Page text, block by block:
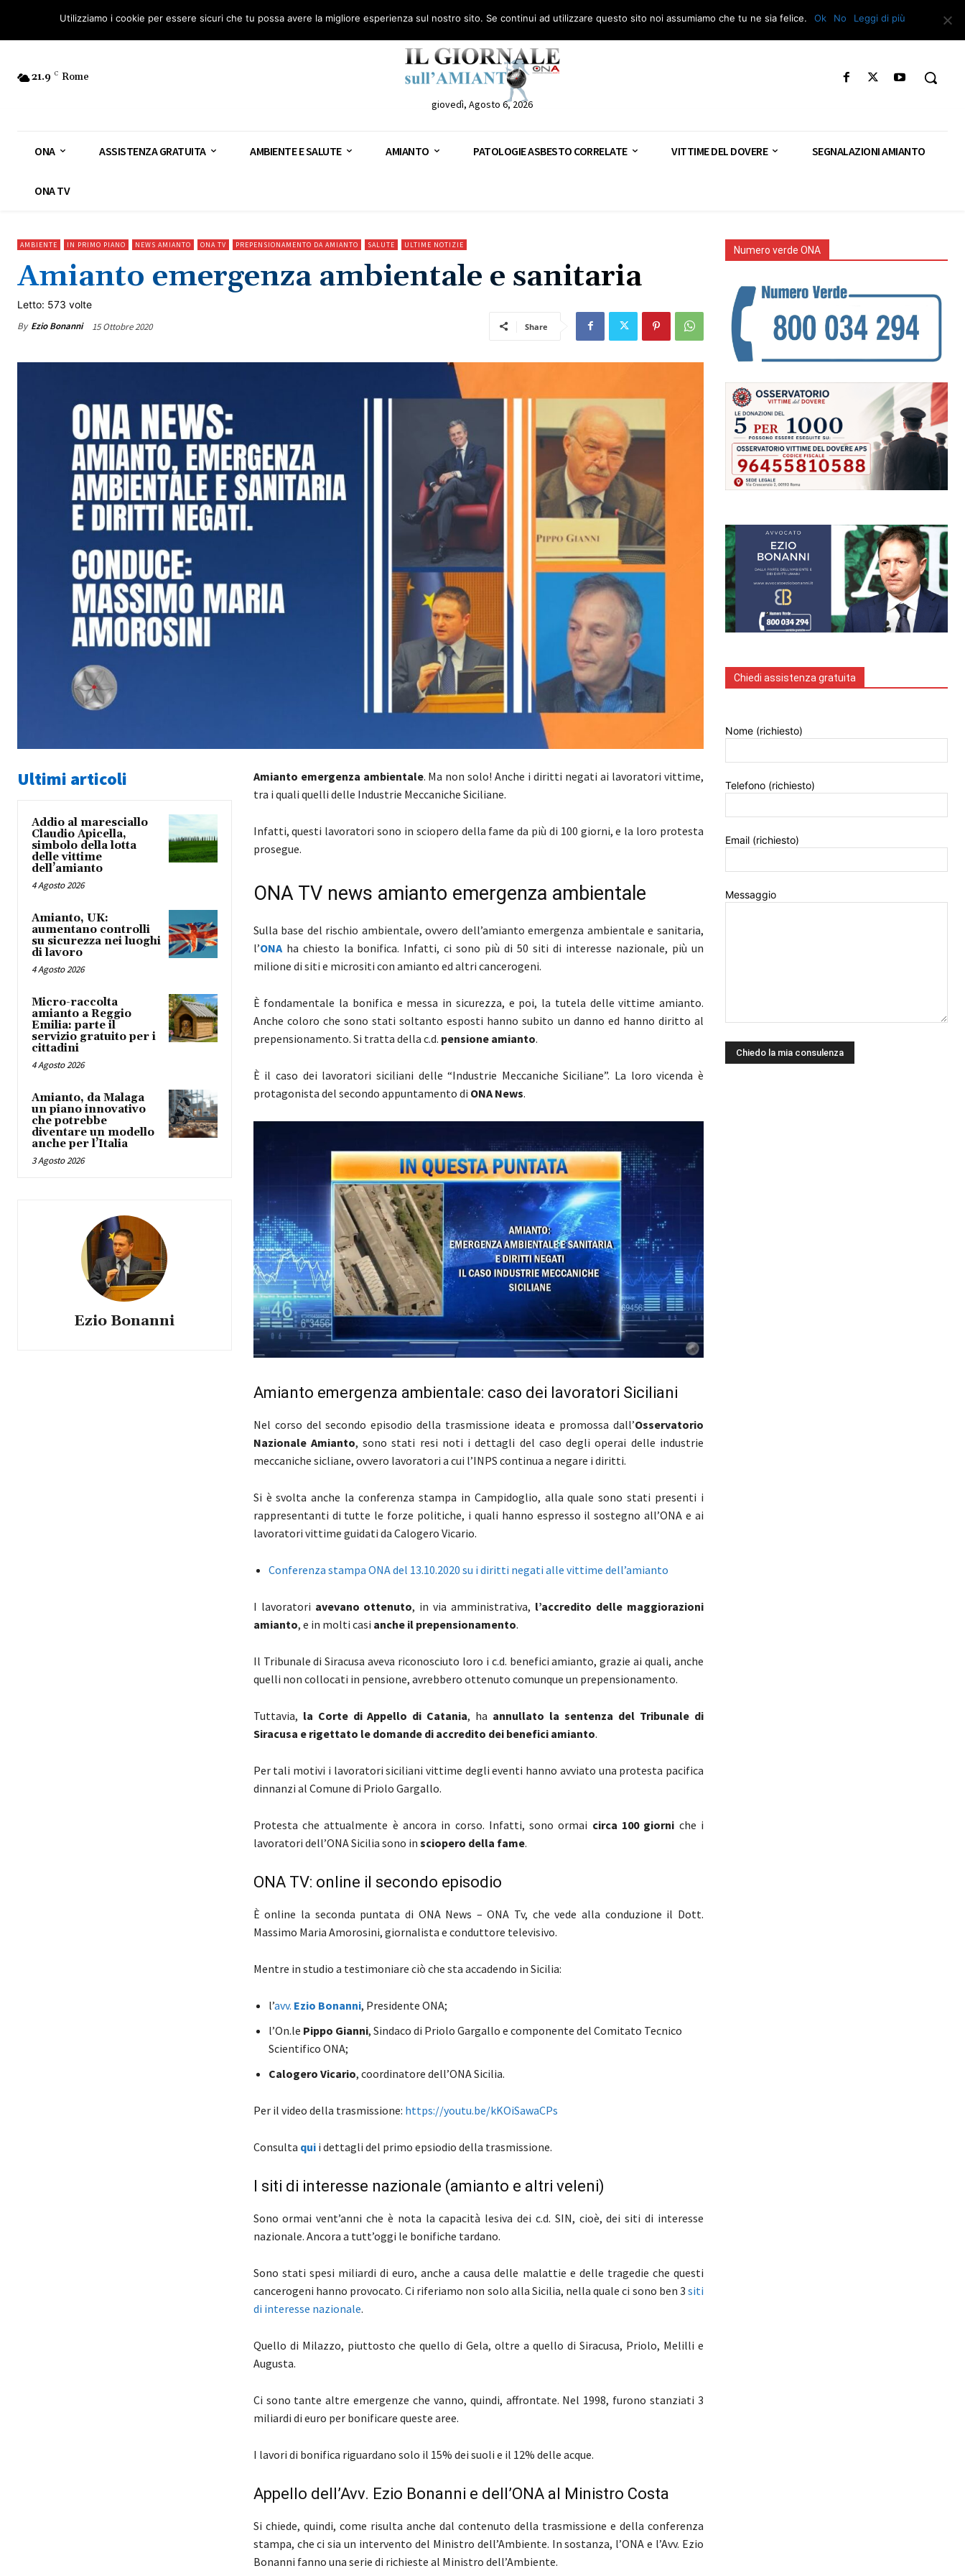
Osservatorio Nazionale Amianto: aderisci Diventa Guardia Nazionale Amianto – AGN Consulenza legale gratuita: civile, penale e lavoro Segnala – AGN Segnala – Repac
21.9 C Rome
giovedì, Agosto 6, 2026
ONA ASSISTENZA GRATUITA AMBIENTE E SALUTE AMIANTO PATOLOGIE ASBESTO CORRELATE VITTIME DEL DOVERE SEGNALAZIONI AMIANTO
ONA TV
AMBIENTE IN PRIMO PIANO NEWS AMIANTO ONA TV PREPENSIONAMENTO DA AMIANTO SALUTE ULTIME NOTIZIE
Amianto emergenza ambientale e sanitaria
Letto: 573 volte
By Ezio Bonanni 15 Ottobre 2020 Share
Ultimi articoli
Addio al maresciallo
Claudio Apicella,
simbolo della lotta
delle vittime
dell’amianto
4 Agosto 2026
Amianto, UK:
aumentano controlli
su sicurezza nei luoghi
di lavoro
4 Agosto 2026
Micro-raccolta
amianto a Reggio
Emilia: parte il
servizio gratuito per i
cittadini
4 Agosto 2026
Amianto, da Malaga
un piano innovativo
che potrebbe
diventare un modello
anche per l’Italia
3 Agosto 2026
Ezio Bonanni
Amianto emergenza ambientale. Ma non solo! Anche i diritti negati ai lavoratori vittime,
tra i quali quelli delle Industrie Meccaniche Siciliane.
Infatti, questi lavoratori sono in sciopero della fame da più di 100 giorni, e la loro protesta
prosegue.
ONA TV news amianto emergenza ambientale
Sulla base del rischio ambientale, ovvero dell’amianto emergenza ambientale e sanitaria,
l’ONA ha chiesto la bonifica. Infatti, ci sono più di 50 siti di interesse nazionale, più un
milione di siti e micrositi con amianto ed altri cancerogeni.
È fondamentale la bonifica e messa in sicurezza, e poi, la tutela delle vittime amianto.
Anche coloro che sono stati soltanto esposti hanno subito un danno ed hanno diritto al
prepensionamento. Si tratta della c.d. pensione amianto.
È il caso dei lavoratori siciliani delle “Industrie Meccaniche Siciliane”. La loro vicenda è
protagonista del secondo appuntamento di ONA News.
Amianto emergenza ambientale: caso dei lavoratori Siciliani
Nel corso del secondo episodio della trasmissione ideata e promossa dall’Osservatorio
Nazionale Amianto, sono stati resi noti i dettagli del caso degli operai delle industrie
meccaniche sicliane, ovvero lavoratori a cui l’INPS continua a negare i diritti.
Si è svolta anche la conferenza stampa in Campidoglio, alla quale sono stati presenti i
rappresentanti di tutte le forze politiche, i quali hanno espresso il sostegno all’ONA e ai
lavoratori vittime guidati da Calogero Vicario.
Conferenza stampa ONA del 13.10.2020 su i diritti negati alle vittime dell’amianto
I lavoratori avevano ottenuto, in via amministrativa, l’accredito delle maggiorazioni
amianto, e in molti casi anche il prepensionamento.
Il Tribunale di Siracusa aveva riconosciuto loro i c.d. benefici amianto, grazie ai quali, anche
quelli non collocati in pensione, avrebbero ottenuto comunque un prepensionamento.
Tuttavia, la Corte di Appello di Catania, ha annullato la sentenza del Tribunale di
Siracusa e rigettato le domande di accredito dei benefici amianto.
Per tali motivi i lavoratori siciliani vittime degli eventi hanno avviato una protesta pacifica
dinnanzi al Comune di Priolo Gargallo.
Protesta che attualmente è ancora in corso. Infatti, sono ormai circa 100 giorni che i
lavoratori dell’ONA Sicilia sono in sciopero della fame.
ONA TV: online il secondo episodio
È online la seconda puntata di ONA News – ONA Tv, che vede alla conduzione il Dott.
Massimo Maria Amorosini, giornalista e conduttore televisivo.
Mentre in studio a testimoniare ciò che sta accadendo in Sicilia:
l’avv. Ezio Bonanni, Presidente ONA;
l’On.le Pippo Gianni, Sindaco di Priolo Gargallo e componente del Comitato Tecnico
Scientifico ONA;
Calogero Vicario, coordinatore dell’ONA Sicilia.
Per il video della trasmissione: https://youtu.be/kKOiSawaCPs
Consulta qui i dettagli del primo epsiodio della trasmissione.
I siti di interesse nazionale (amianto e altri veleni)
Sono ormai vent’anni che è nota la capacità lesiva dei c.d. SIN, cioè, dei siti di interesse
nazionale. Ancora a tutt’oggi le bonifiche tardano.
Sono stati spesi miliardi di euro, anche a causa delle malattie e delle tragedie che questi
cancerogeni hanno provocato. Ci riferiamo non solo alla Sicilia, nella quale ci sono ben 3 siti
di interesse nazionale.
Quello di Milazzo, piuttosto che quello di Gela, oltre a quello di Siracusa, Priolo, Melilli e
Augusta.
Ci sono tante altre emergenze che vanno, quindi, affrontate. Nel 1998, furono stanziati 3
miliardi di euro per bonificare queste aree.
I lavori di bonifica riguardano solo il 15% dei suoli e il 12% delle acque.
Appello dell’Avv. Ezio Bonanni e dell’ONA al Ministro Costa
Si chiede, quindi, come risulta anche dal contenuto della trasmissione e della conferenza
stampa, che ci sia un intervento del Ministro dell’Ambiente. In sostanza, l’ONA e l’Avv. Ezio
Bonanni fanno una serie di richieste al Ministro dell’Ambiente.
Numero verde ONA
Chiedi assistenza gratuita
Nome (richiesto)
Telefono (richiesto)
Email (richiesto)
Messaggio
Utilizziamo i cookie per essere sicuri che tu possa avere la migliore esperienza sul nostro sito. Se continui ad utilizzare questo sito noi assumiamo che tu ne sia felice. Ok No Leggi di più